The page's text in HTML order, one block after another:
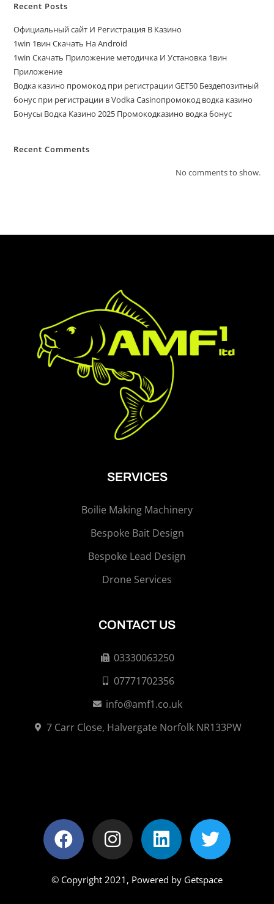
Recent Posts
Официальный сайт И Регистрация В Казино
1win 1вин Скачать На Android
1win Скачать Приложение методичка И Установка 1вин
Приложение
Водка казино промокод при регистрации GET50 Бездепозитный
бонус при регистрации в Vodka Casinoпромокод водка казино
Бонусы Водка Казино 2025 Промокодказино водка бонус
Recent Comments
No comments to show.
SERVICES
Boilie Making Machinery
Bespoke Bait Design
Bespoke Lead Design
Drone Services
CONTACT US
03330063250
07771702356
info@amf1.co.uk
7 Carr Close, Halvergate Norfolk NR133PW
© Copyright 2021, Powered by Getspace